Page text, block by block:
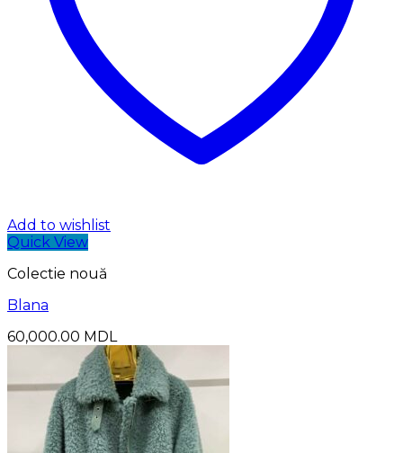
Add to wishlist
Quick View
Colectie nouă
Blana
60,000.00 MDL